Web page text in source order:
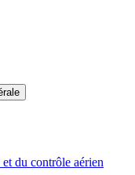
du contrôle aérien